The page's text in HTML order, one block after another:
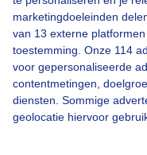
marketingdoeleinden
van 13 externe
toestemming. Onze 114
voor gepersonaliseerde
contentmetingen,
diensten. Sommige
geolocatie hiervoor
Over Buienradar